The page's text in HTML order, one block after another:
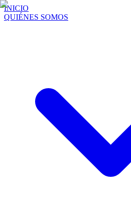
INICIO
QUIÉNES SOMOS